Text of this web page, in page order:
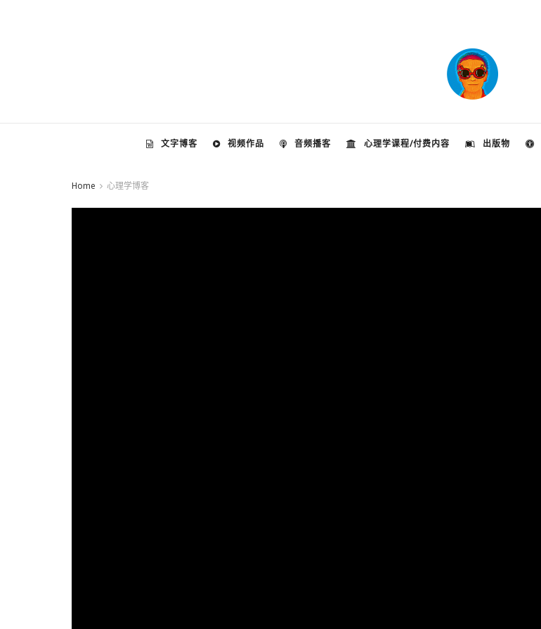
文字博客 视频作品 音频播客 心理学课程/付费内容 出版物
Home 心理学博客